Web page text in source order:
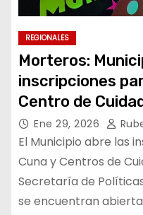
REGIONALES
Morteros:
inscripciones
Centro de
Ene 29, 2026
El Municipio abre las
Cuna y Centros de
Secretaría de
se encuentran